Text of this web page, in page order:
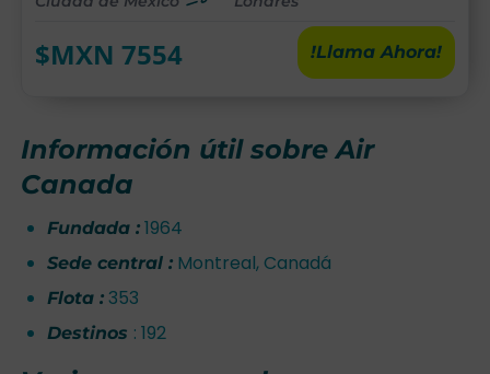
$MXN 7554 !Llama Ahora!
Información útil sobre Air
Canada
Fundada :1964
Sede central :Montreal, Canadá
Flota :353
Destinos : 192